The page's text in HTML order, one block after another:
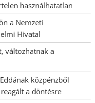
használhatatlan
a Nemzeti
Hivatal
változhatnak a
közpénzből
a döntésre